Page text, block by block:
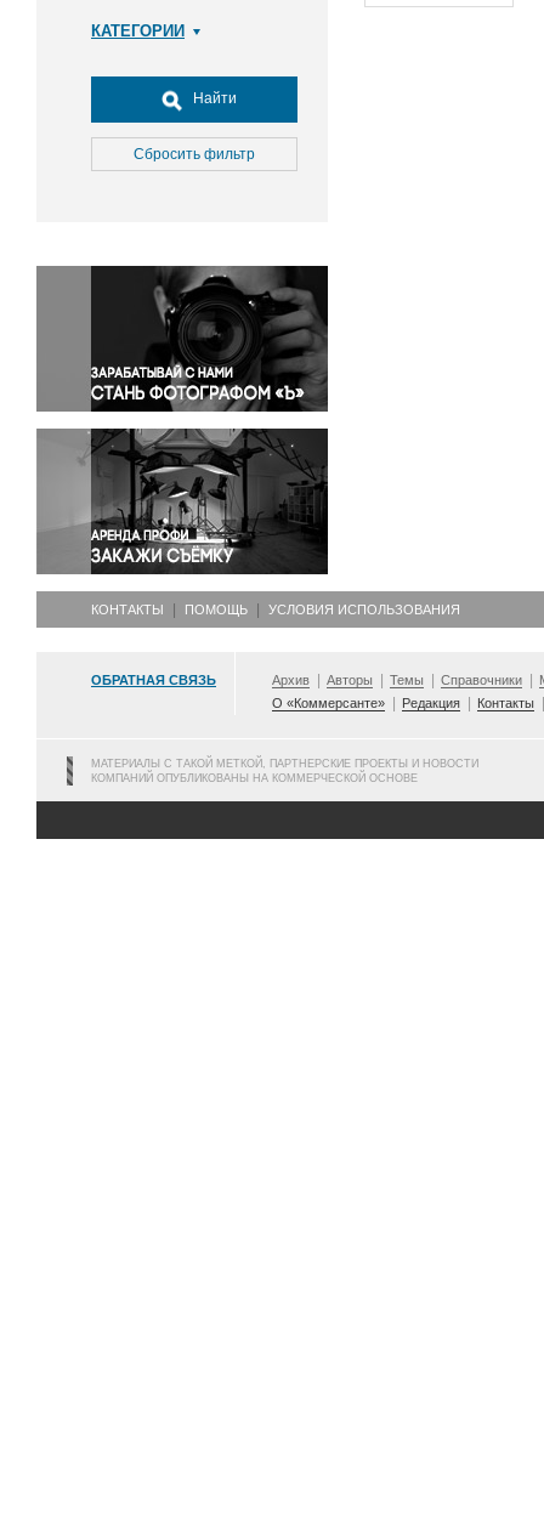
КАТЕГОРИИ
Досуг, туризм и отдых
Культура
Медицина
Окружающая среда
Политика
Правосудие
Происшествия и конфликты
Религия
Светская жизнь
Спорт
Экология
Экономика и бизнес
Найти
Сбросить фильтр
КОНТАКТЫ ПОМОЩЬ УСЛОВИЯ ИСПОЛЬЗОВАНИЯ
ОБРАТНАЯ СВЯЗЬ Архив Авторы Темы Справочники
О «Коммерсанте»
Редакция Контакты
МАТЕРИАЛЫ С ТАКОЙ МЕТКОЙ, ПАРТНЕРСКИЕ ПРОЕКТЫ И НОВОСТИ
КОМПАНИЙ ОПУБЛИКОВАНЫ НА КОММЕРЧЕСКОЙ ОСНОВЕ